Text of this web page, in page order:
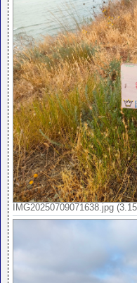
IMG20250709071638.jpg